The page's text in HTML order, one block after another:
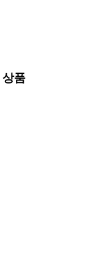
상품